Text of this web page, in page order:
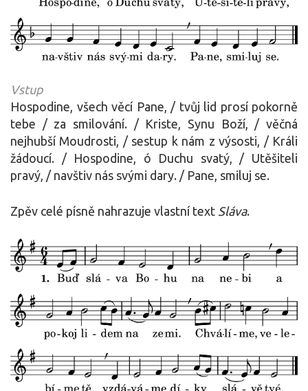
Vstup
Hospodine, všech věcí Pane, / tvůj lid prosí pokorně
tebe / za smilování. / Kriste, Synu Boží, / věčná
nejhubší Moudrosti, / sestup k nám z výsosti, / Králi
žádoucí. / Hospodine, ó Duchu svatý, / Utěšiteli
pravý, / navštiv nás svými dary. / Pane, smiluj se.
Zpěv celé písně nahrazuje vlastní text Sláva.